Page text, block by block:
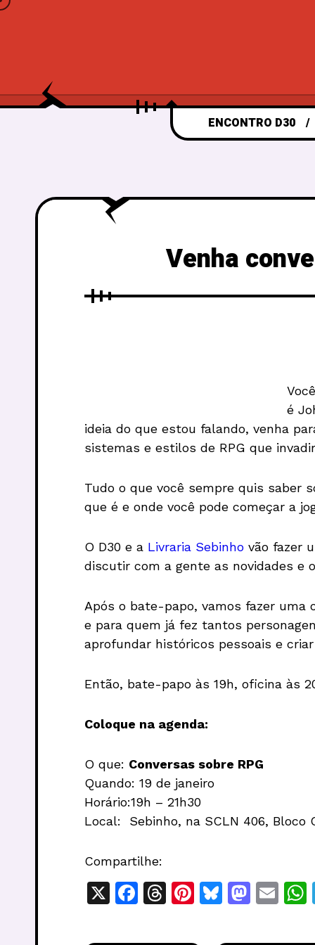
ENCONTRO D30
Venha
é
ideia do que estou falando, venha
sistemas e estilos de RPG que
Tudo o que você sempre quis saber
que é e onde você pode começar a
O D30 e a Livraria Sebinho vão fazer
discutir com a gente as novidades e
Após o bate-papo, vamos fazer uma
e para quem já fez tantos
aprofundar históricos pessoais e
Então, bate-papo às 19h, oficina às
Coloque na agenda:
O que: Conversas sobre RPG
Quando: 19 de janeiro
Horário:19h – 21h30
Local: Sebinho, na SCLN 406, Bloco
Compartilhe:
X
F
c
T
re
Pi
te
Bl
e
M
st
E
ai